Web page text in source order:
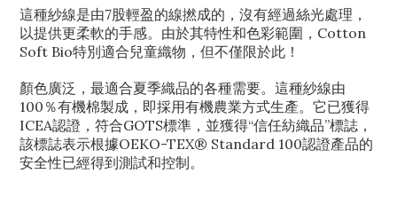
這種紗線是由7股輕盈的線撚成的，沒有經過絲光處理，
以提供更柔軟的手感。由於其特性和色彩範圍，Cotton
Soft Bio特別適合兒童織物，但不僅限於此！
顏色廣泛，最適合夏季織品的各種需要。這種紗線由
100％有機棉製成，即採用有機農業方式生產。它已獲得
ICEA認證，符合GOTS標準，並獲得“信任紡織品”標誌，
該標誌表示根據OEKO-TEX® Standard 100認證產品的
安全性已經得到測試和控制。